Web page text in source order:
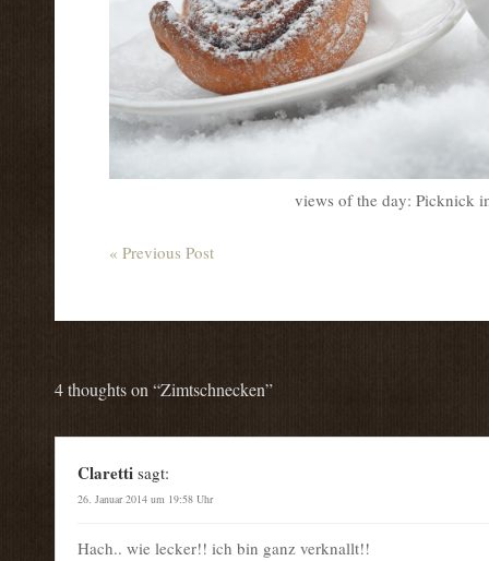
views of the day: Picknick
« Previous Post
4 thoughts on “Zimtschnecken”
Claretti sagt:
26. Januar 2014 um 19:58 Uhr
Hach.. wie lecker!! ich bin ganz verknallt!!